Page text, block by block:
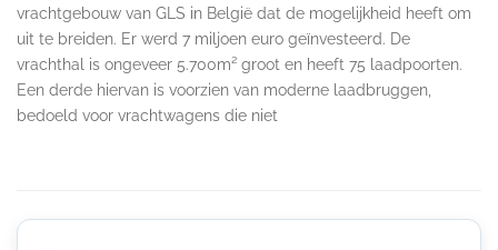
vrachtgebouw van GLS in België dat de mogelijkheid heeft om
uit te breiden. Er werd 7 miljoen euro geïnvesteerd. De
vrachthal is ongeveer 5.700m² groot en heeft 75 laadpoorten.
Een derde hiervan is voorzien van moderne laadbruggen,
bedoeld voor vrachtwagens die niet
Secondary